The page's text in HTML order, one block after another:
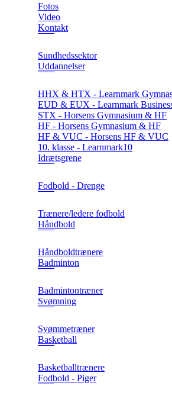
Fotos
Video
Kontakt
Sundhedssektor
Uddannelser
HHX & HTX - Learnmark
EUD & EUX - Learnmark
STX - Horsens Gymnasium & HF
HF - Horsens Gymnasium & HF
HF & VUC - Horsens HF & VUC
10. klasse - Learnmark10
Idrætsgrene
Fodbold - Drenge
Trænere/ledere fodbold
Håndbold
Håndboldtrænere
Badminton
Badmintontræner
Svømning
Svømmetræner
Basketball
Basketballtrænere
Fodbold - Piger